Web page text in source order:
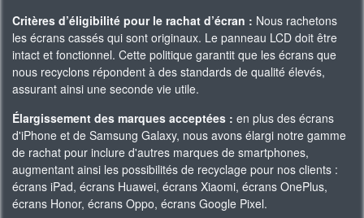
Critères d’éligibilité pour le rachat d’écran : Nous rachetons
les écrans cassés qui sont originaux. Le panneau LCD doit être
intact et fonctionnel. Cette politique garantit que les écrans que
nous recyclons répondent à des standards de qualité élevés,
assurant ainsi une seconde vie utile.
Élargissement des marques acceptées : en plus des écrans
d'iPhone et de Samsung Galaxy, nous avons élargi notre gamme
de rachat pour inclure d'autres marques de smartphones,
augmentant ainsi les possibilités de recyclage pour nos clients :
écrans iPad, écrans Huawei, écrans Xiaomi, écrans OnePlus,
écrans Honor, écrans Oppo, écrans Google Pixel.